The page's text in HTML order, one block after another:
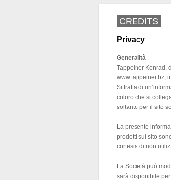
CREDITS
Privacy
Generalità
Tappeiner Konrad,
www.tappeiner.bz,
Si tratta di
coloro che si
soltanto per il sito
La presente
prodotti sul sito
cortesia di non
La Società può
sarà disponibile